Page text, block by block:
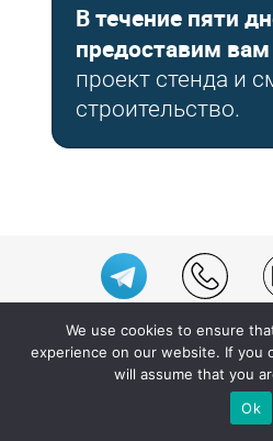
В течение пяти
предоставим вам
проект стенда и
строительство.
Посмотреть
We use cookies to ensure
experience on our website. If you
will assume that you
Ok